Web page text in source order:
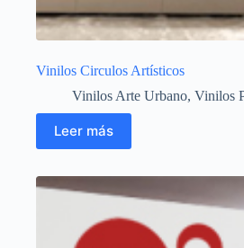
Vinilos Circulos Artísticos
Vinilos Arte Urbano, Vinilos
Leer más